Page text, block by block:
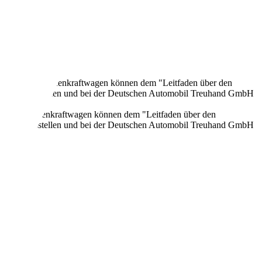
Personenkraftwagen können dem "Leitfaden über den
und bei der Deutschen Automobil Treuhand GmbH
Personenkraftwagen können dem "Leitfaden über den
und bei der Deutschen Automobil Treuhand GmbH